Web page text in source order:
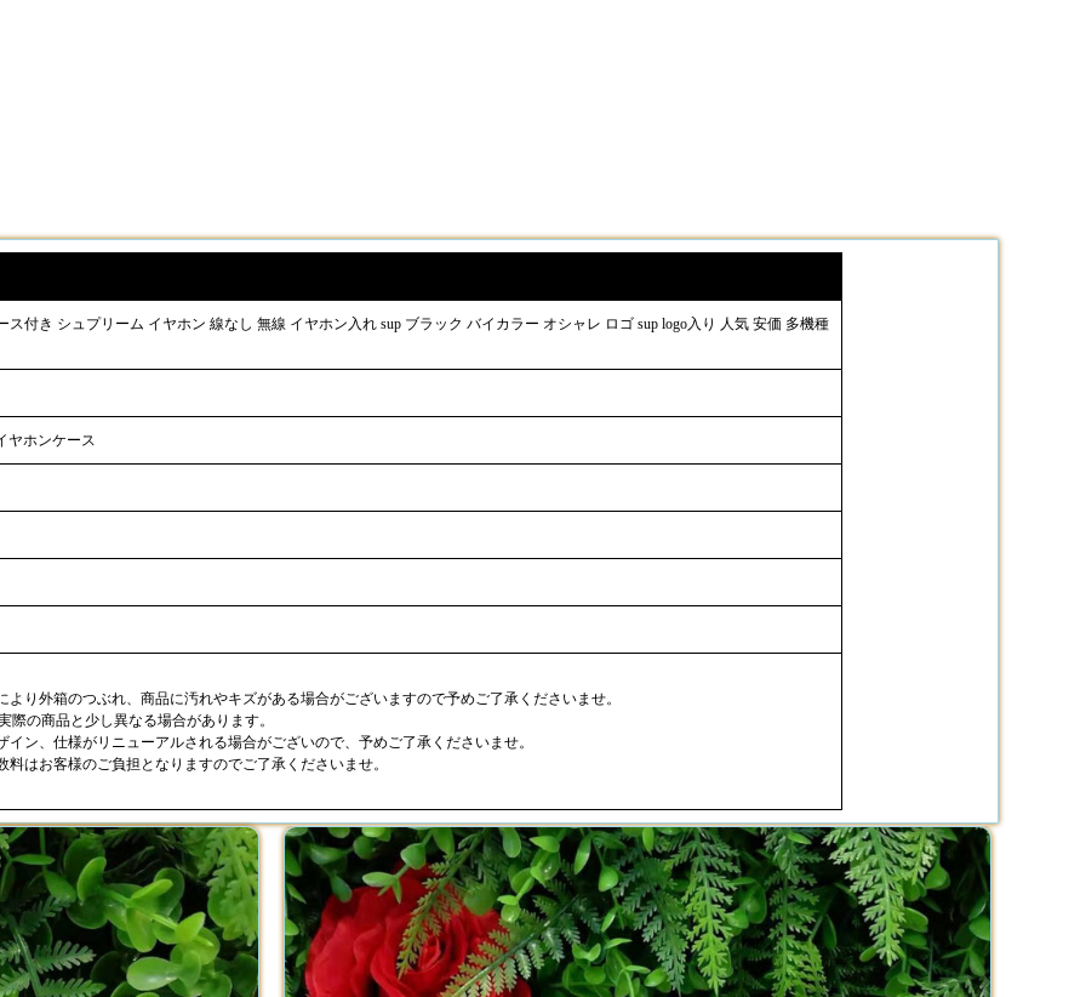
ス付き シュプリーム イヤホン 線なし 無線 イヤホン入れ sup ブラック バイカラー オシャレ ロゴ sup logo入り 人気 安価 多機種
ヤホンケース
り外箱のつぶれ、商品に汚れやキズがある場合がございますので予めご了承くださいませ。
の商品と少し異なる場合があります。
ン、仕様がリニューアルされる場合がございので、予めご了承くださいませ。
はお客様のご負担となりますのでご了承くださいませ。